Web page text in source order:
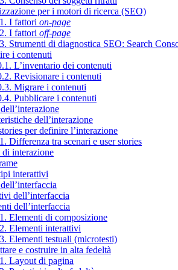
per i motori di ricerca (SEO)
I fattori on-page
I fattori off-page
Strumenti di diagnostica SEO: Search
i contenuti
L’inventario dei contenuti
Revisionare i contenuti
Migrare i contenuti
Pubblicare i contenuti
dell’interazione
per definire l’interazione
Differenza tra scenari e user stories
di interazione
interattivi
dell’interfaccia
dell’interfaccia
Elementi di composizione
Elementi interattivi
Elementi testuali (microtesti)
e costruire in alta fedeltà
Layout di pagina